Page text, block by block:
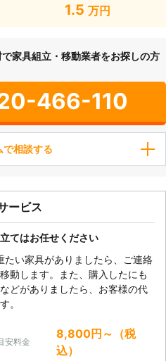
1.5 万円
家具組立・移動業者をお探しの方
466-110
で相談する
ービス
てはお任せください
い家具がありましたら、ご連絡
動します。また、購入したにも
どがありましたら、お客様の代
。
安料金
8,800円～（税
込）